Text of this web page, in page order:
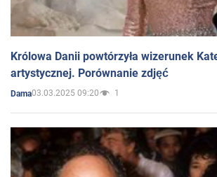
Królowa Danii powtórzyła wizerunek
artystycznej. Porównanie zdjęć
Dama03.03.2025 09:20 1